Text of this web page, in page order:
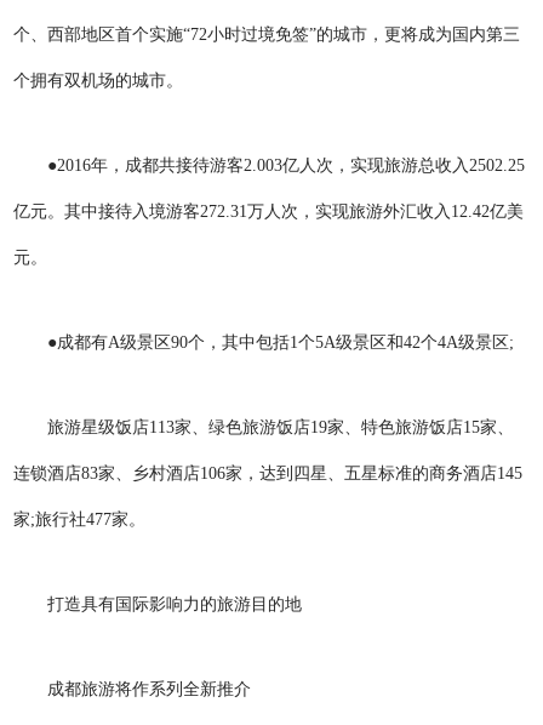
个、西部地区首个实施“72小时过境免签”的城市，更将成为国内第三
个拥有双机场的城市。
●2016年，成都共接待游客2.003亿人次，实现旅游总收入2502.25
亿元。其中接待入境游客272.31万人次，实现旅游外汇收入12.42亿美
元。
●成都有A级景区90个，其中包括1个5A级景区和42个4A级景区;
旅游星级饭店113家、绿色旅游饭店19家、特色旅游饭店15家、
连锁酒店83家、乡村酒店106家，达到四星、五星标准的商务酒店145
家;旅行社477家。
打造具有国际影响力的旅游目的地
成都旅游将作系列全新推介